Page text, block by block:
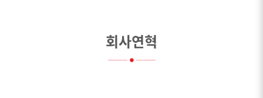
회사연혁